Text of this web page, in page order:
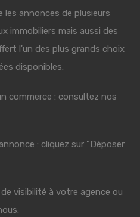
les annonces de plusieurs
immobiliers mais aussi des
l'un des plus grands choix
disponibles.
commerce : consultez nos
: cliquez sur "Déposer
visibilité à votre agence ou